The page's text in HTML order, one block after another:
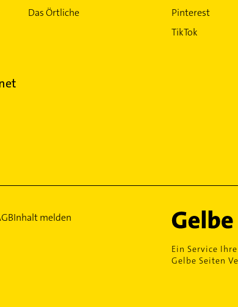
Das Örtliche
Pinterest
TikTok
Inhalt melden
Ein Service
Gelbe Seiten